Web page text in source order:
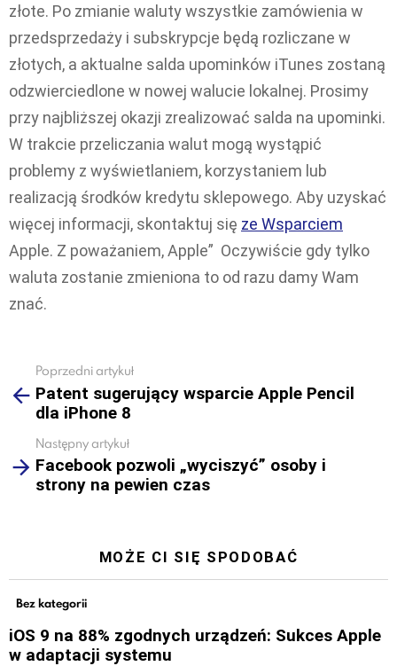
złote. Po zmianie waluty wszystkie zamówienia w
przedsprzedaży i subskrypcje będą rozliczane w
złotych, a aktualne salda upominków iTunes zostaną
odzwierciedlone w nowej walucie lokalnej. Prosimy
przy najbliższej okazji zrealizować salda na upominki.
W trakcie przeliczania walut mogą wystąpić
problemy z wyświetlaniem, korzystaniem lub
realizacją środków kredytu sklepowego. Aby uzyskać
więcej informacji, skontaktuj się ze Wsparciem
Apple. Z poważaniem, Apple” Oczywiście gdy tylko
waluta zostanie zmieniona to od razu damy Wam
znać.
more
Poprzedni artykuł
Patent sugerujący wsparcie Apple Pencil
dla iPhone 8
Następny artykuł
Facebook pozwoli „wyciszyć” osoby i
strony na pewien czas
MOŻE CI SIĘ SPODOBAĆ
Bez kategorii
iOS 9 na 88% zgodnych urządzeń: Sukces Apple
w adaptacji systemu